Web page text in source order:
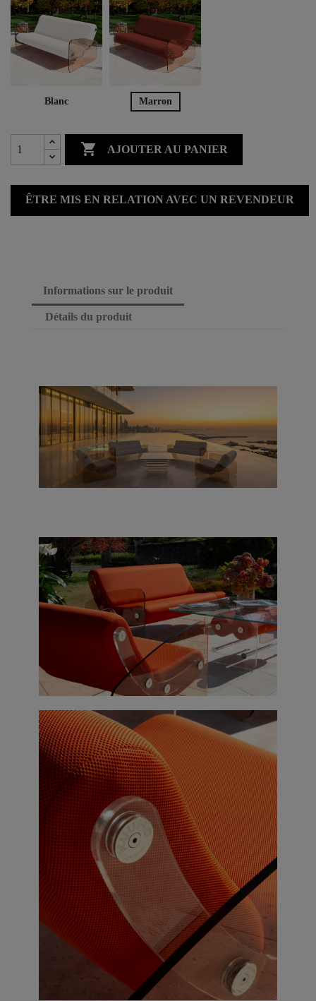
Blanc Marron
 AJOUTER AU PANIER
ÊTRE MIS EN RELATION AVEC UN REVENDEUR
Informations sur le produit
Détails du produit